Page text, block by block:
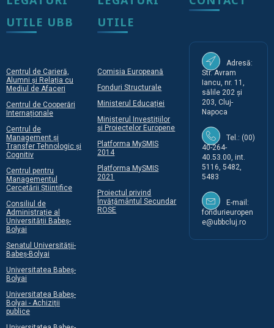
UTILE UBB
Centrul de Carieră,
Alumni și Relația cu
Mediul de Afaceri
Centrul de Cooperări
Internaționale
Centrul de
Management și
Transfer Tehnologic și
Cognitiv
Centrul pentru
Managementul
Cercetării Științifice
Consiliul de
Administrație al
Universității Babeș-
Bolyai
Senatul Universității-
Babeș-Bolyai
Universitatea Babeș-
Bolyai
Universitatea Babeș-
Bolyai - Achiziții
publice
UTILE
Comisia Europeană
Fonduri Structurale
Ministerul Educației
Ministerul Investițiilor
și Proiectelor Europene
Platforma MySMIS
2014
Platforma MySMIS
2021
Proiectul privind
Învățământul Secundar
ROSE
Adresă:
Str. Avram
Iancu, nr. 11,
sălile 202 și
203, Cluj-
Napoca
Tel.: (00)
40-264-
40.53.00, int.
5116, 5482,
5483
E-mail:
fondurieuropen
e@ubbcluj.ro